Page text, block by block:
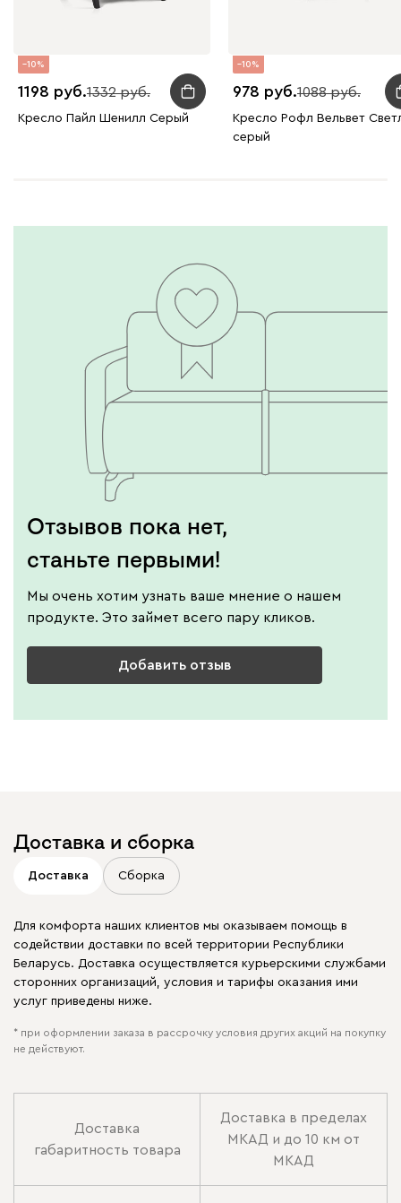
10
1198 1332
Кресло Пайл Шенилл Серый
10
978 1088
Кресло Рофл Вельвет
серый
Отзывов пока нет,
станьте первыми!
Мы очень хотим узнать ваше мнение о нашем
продукте. Это займет всего пару кликов.
Добавить отзыв
Доставка и сборка
Доставка Сборка
Для комфорта наших клиентов мы оказываем помощь в
содействии доставки по всей территории Республики
Беларусь. Доставка осуществляется курьерскими службами
сторонних организаций, условия и тарифы оказания ими
услуг приведены ниже.
* при оформлении заказа в рассрочку условия других акций на покупку
не действуют.
Доставка
габаритность товара
Доставка в пределах
МКАД и до 10 км от
МКАД